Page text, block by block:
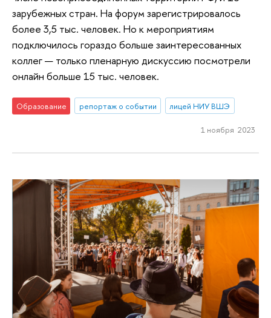
зарубежных стран. На форум зарегистрировалось
более 3,5 тыс. человек. Но к мероприятиям
подключилось гораздо больше заинтересованных
коллег — только пленарную дискуссию посмотрели
онлайн больше 15 тыс. человек.
Образование репортаж о событии лицей НИУ ВШЭ
1 ноября 2023